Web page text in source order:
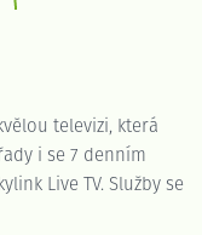
televizi, která
i se 7 denním
Live TV. Služby se